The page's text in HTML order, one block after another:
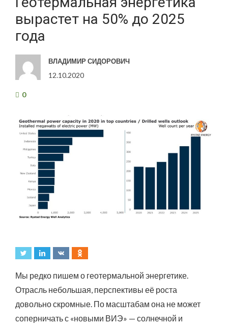
вырастет на 50% до 2025
года
ВЛАДИМИР СИДОРОВИЧ
12.10.2020
0
Мы редко пишем о геотермальной энергетике.
Отрасль небольшая, перспективы её роста
довольно скромные. По масштабам она не может
соперничать с «новыми ВИЭ» — солнечной и